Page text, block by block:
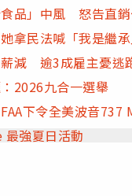
品」中風 怒告直
拿民法喊「我是繼
減 逾3成雇主憂逃
2026九合一選舉
下令全美波音
強夏日活動